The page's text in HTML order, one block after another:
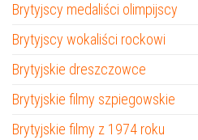
Brytyjscy medaliści olimpijscy
Brytyjscy wokaliści rockowi
Brytyjskie dreszczowce
Brytyjskie filmy szpiegowskie
Brytyjskie filmy z 1974 roku